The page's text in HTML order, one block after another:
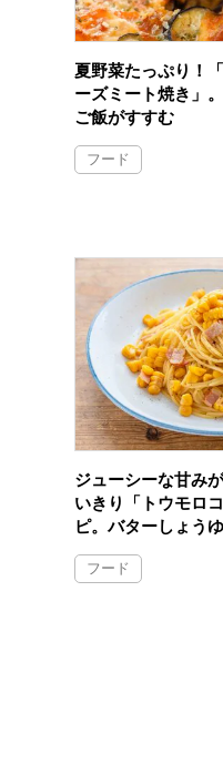
夏野菜たっぷり！
ーズミート焼き」
ご飯がすすむ
フード
ジューシーな甘み
いきり「トウモロ
ピ。バターしょう
フード